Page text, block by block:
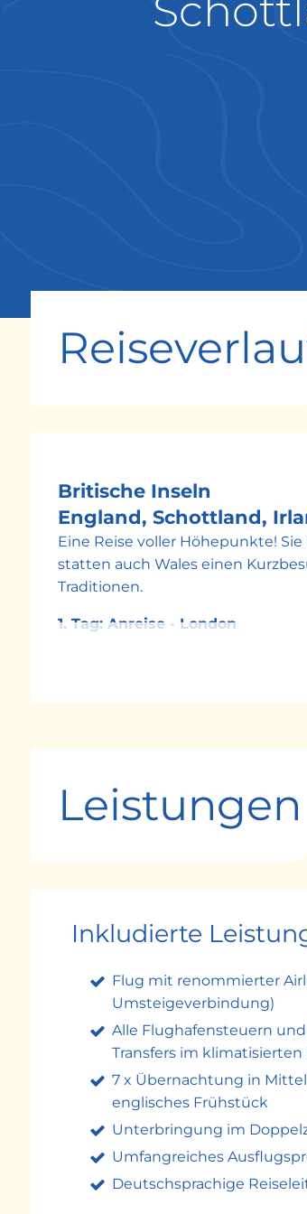
Britische Inseln
England, Schottland,
Eine Reise voller Höhepunkte!
statten auch Wales einen
Traditionen.
1. Tag: Anreise - London
Palace, Big Ben, Westminster
Heimat der legendären Beatles
Übernachtung im Raum Liverpool.
„Heiratsort“ Gretna Green die
Heute gilt es die schottische
des Kultur- & Genusspaketes).
5. Tag: Schottland –
entlang der Küste vorbei an der
altehrwürdigen Trinity College
Genusspaketes) und genießen
6. Tag: Südirland –
Frühmorgens fahren Sie der
Leistungen
Inkludierte
Flug mit renommierter
Umsteigeverbindung)
Alle Flughafensteuern
Transfers im klimatisierten
7 x Übernachtung in
englisches Frühstück
Unterbringung im
Umfangreiches
Deutschsprachige